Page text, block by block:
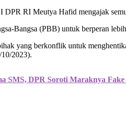
RI Meutya Hafid mengajak
Bangsa (PBB) untuk berperan
yang berkonflik untuk
10/2023).
SMS, DPR Soroti Maraknya